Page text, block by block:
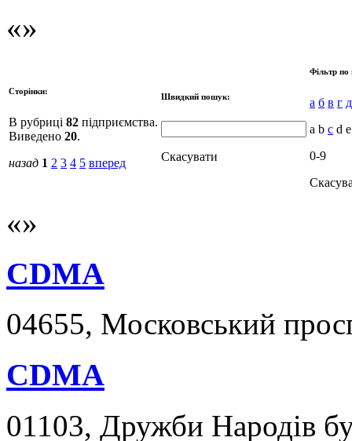
Сторінки:
В рубриці 82 підприємства.
Виведено 20.
назад 1 2 3 4 5 вперед
Швидкий пошук:
Скасувати
Фільтр по
а б в г д
a b c d
0-9
CDMA
04655, Московський
CDMA
01103, Дружби Народів